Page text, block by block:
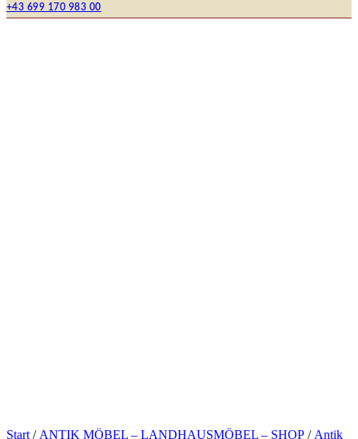
+43 699 170 983 00
Start / ANTIK MÖBEL – LANDHAUSMÖBEL – SHOP / Antik